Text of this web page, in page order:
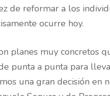
de reformar a los
ocurre hoy.
planes muy concretos
punta a punta para
una gran decisión en